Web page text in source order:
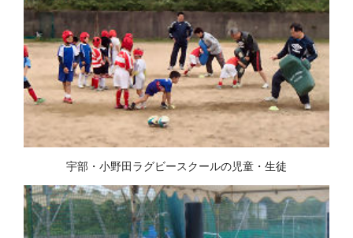
宇部・小野田ラグビースクールの児童・生徒